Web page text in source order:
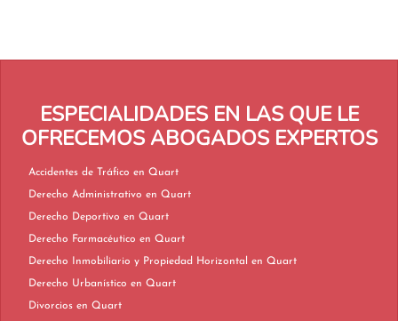
ESPECIALIDADES EN LAS QUE LE
OFRECEMOS ABOGADOS EXPERTOS
Accidentes de Tráfico en Quart
Derecho Administrativo en Quart
Derecho Deportivo en Quart
Derecho Farmacéutico en Quart
Derecho Inmobiliario y Propiedad Horizontal en Quart
Derecho Urbanístico en Quart
Divorcios en Quart